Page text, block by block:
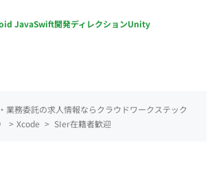
JavaSwift開発ディレクションUnity
業務委託の求人情報ならクラウドワークステック
> Xcode > SIer在籍者歓迎